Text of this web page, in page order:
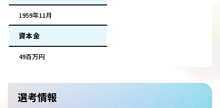
1959年11月
資本金
49百万円
選考情報